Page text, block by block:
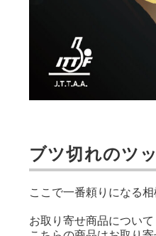
ブツ切れのツ
ここで一番頼りになる
お取り寄せ商品について